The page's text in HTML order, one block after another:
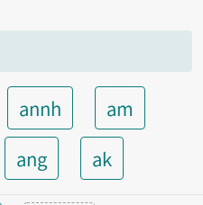
annh
am
ang ak